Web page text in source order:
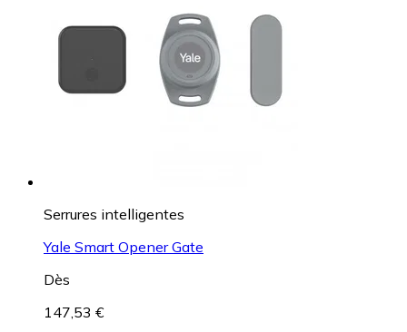
Serrures intelligentes
Yale Smart Opener Gate
Dès
147,53 €